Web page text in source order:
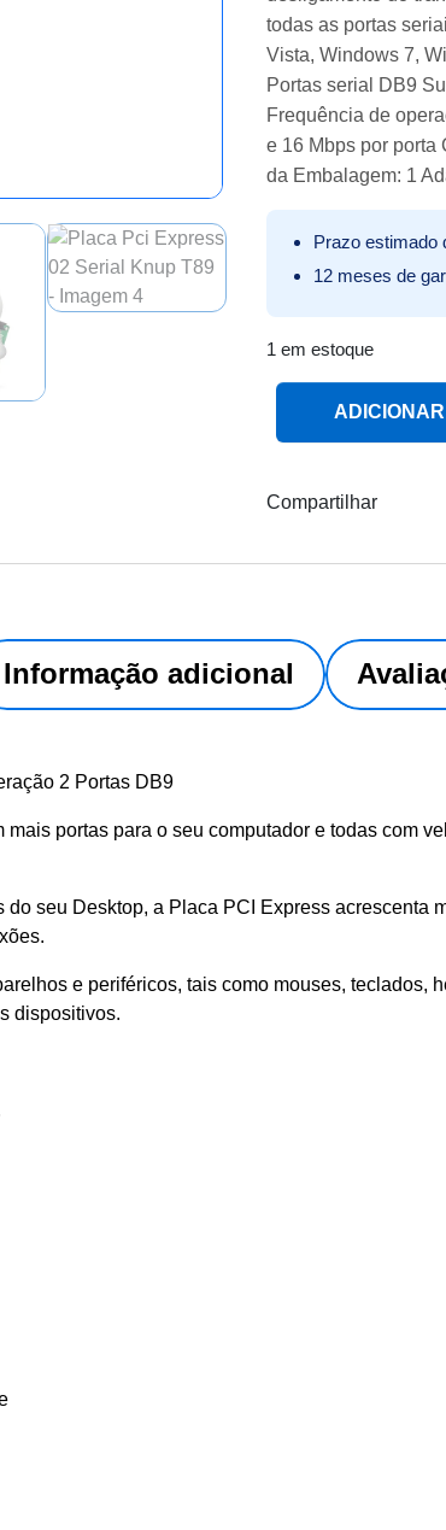
todas as portas
Vista, Windows 7,
Portas serial DB9
Frequência de
e 16 Mbps por porta
da Embalagem: 1
Prazo estimado
12 meses de
1 em estoque
Placa Pci Express
Compartilhar
Informação adicional
2 Portas DB9
portas para o seu computador e todas com
seu Desktop, a Placa PCI Express acrescenta
e periféricos, tais como mouses, teclados,
dispositivos.